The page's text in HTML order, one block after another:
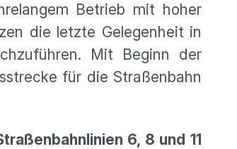
Betrieb mit hoher
die letzte Gelegenheit in
Mit Beginn der
für die Straßenbahn
6, 8 und 11